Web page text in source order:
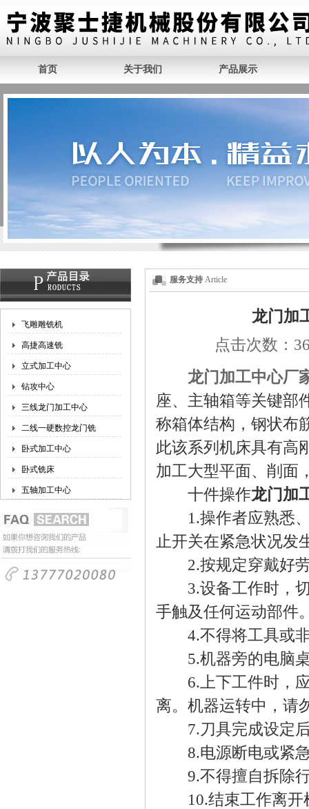
首页 关于我们 产品展示
飞雕雕铣机
高捷高速铣
立式加工中心
钻攻中心
三线龙门加工中心
二线一硬数控龙门铣
卧式加工中心
卧式铣床
五轴加工中心
服务支持 Article
龙门加
点击次数：
龙门加工中心厂
座、主轴箱等关键部
称箱体结构，钢状布
此该系列机床具有高
加工大型平面、削面
十件操作龙门加
1.操作者应熟悉、
止开关在紧急状况发
2.按规定穿戴好劳
3.设备工作时，切
手触及任何运动部件
4.不得将工具或非
5.机器旁的电脑桌
6.上下工件时，应
离。机器运转中，请
7.刀具完成设定后
8.电源断电或紧急
9.不得擅自拆除行
10.结束工作离开